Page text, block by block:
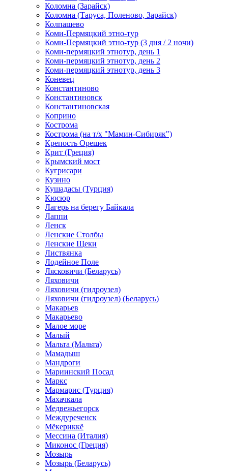
Коломна (Зарайск)
Коломна (Таруса, Поленово, Зарайск)
Колпашево
Коми-Пермяцкий этно-тур
Коми-Пермяцкий этно-тур (3 дня / 2 ночи)
Коми-пермяцкий этнотур, день 1
Коми-пермяцкий этнотур, день 2
Коми-пермяцкий этнотур, день 3
Коневец
Константиново
Константиновск
Константиновская
Коприно
Кострома
Кострома (на т/х "Мамин-Сибиряк")
Крепость Орешек
Крит (Греция)
Крымский мост
Кугрисари
Кузино
Кушадасы (Турция)
Кюсюр
Лагерь на берегу Байкала
Лаппи
Ленск
Ленские Столбы
Ленские Щеки
Листвянка
Лодейное Поле
Лясковичи (Беларусь)
Ляховичи
Ляховичи (гидроузел)
Ляховичи (гидроузел) (Беларусь)
Макарьев
Макарьево
Малое море
Малый
Мальта (Мальта)
Мамадыш
Мандроги
Мариинский Посад
Маркс
Мармарис (Турция)
Махачкала
Медвежьегорск
Междуреченск
Мёкериккё
Мессина (Италия)
Миконос (Греция)
Мозырь
Мозырь (Беларусь)